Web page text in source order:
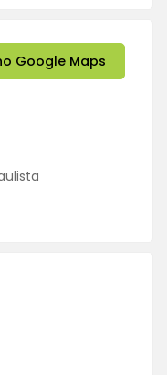
Google Maps